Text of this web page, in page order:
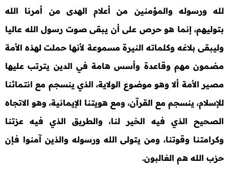
لله ورسوله والمؤمنين من أعلام الهدى من أمرنا الله
بتوليهم، إنما هو حرص على أن يبقى صوت رسول الله عاليا
وليبقى بلاغه وكلماته النيرة مسموعة لأنها حملت لهذه الأمة
مضمون مهم وقاعدة وأسس هامة في الدين يترتب عليها
مصير الأمة ألا وهو موضوع الولاية، الذي ينسجم مع انتمائنا
للإسلام، ينسجم مع القرآن، ومع هويتنا الإيمانية، وهو الاتجاه
الصحيح الذي فيه الخير لنا، والطريق الذي فيه عزتنا
وكرامتنا وقوتنا، ومن يتولى الله ورسوله والذين آمنوا فإن
حزب الله هم الغالبون.